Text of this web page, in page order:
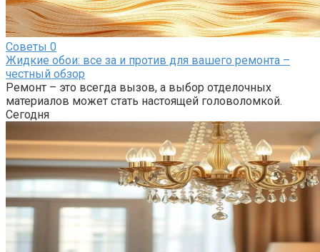
Советы 0
Жидкие обои: все за и против для вашего ремонта –
честный обзор
Ремонт – это всегда вызов, а выбор отделочных
материалов может стать настоящей головоломкой.
Сегодня